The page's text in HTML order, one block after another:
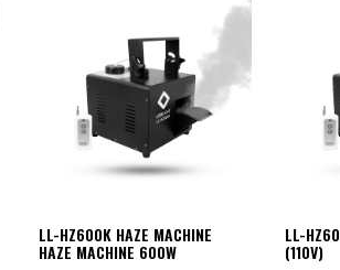
LL-HZ600K HAZE MACHINE
HAZE MACHINE 600W
LL-
(110V)